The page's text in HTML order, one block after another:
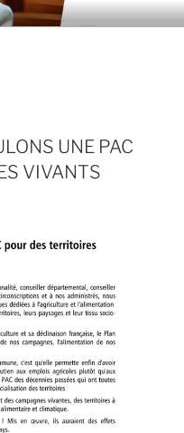
UNE PAC
VIVANTS